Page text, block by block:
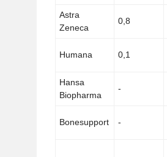
Astra
Zeneca
0,8
Humana 0,1
Hansa
Biopharma
-
Bonesupport -